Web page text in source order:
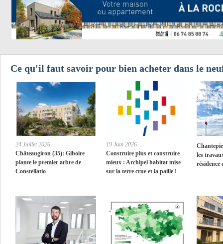
Ce qu'il faut savoir pour bien acheter dans le
24 Juillet 2026
Châteaugiron (35): Giboire
plante le premier arbre de
Constellatio
19 Juin 2026
Construire plus et construire
mieux : Archipel habitat mise
sur la terre crue et la paille !
les
résidence